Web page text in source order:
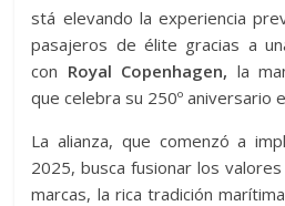
stá elevando la experiencia
pasajeros de élite gracias a
con Royal Copenhagen, la
que celebra su 250º aniversario
La alianza, que comenzó a
2025, busca fusionar los
marcas, la rica tradición